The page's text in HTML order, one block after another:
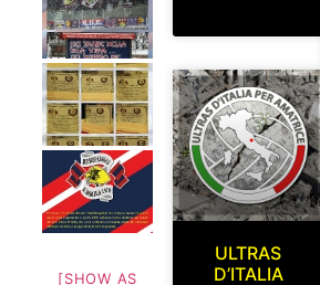
[SHOW AS
ULTRAS
D’ITALIA